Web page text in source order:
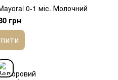
0-1 міс. Молочний
грн